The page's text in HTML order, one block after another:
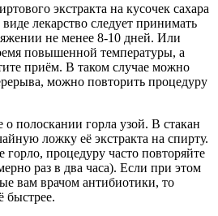
экстракта на кусочек сахара
лекарство следует принимать
не менее 8-10 дней. Или
повышенной температуры, а
приём. В таком случае можно
можно повторить процедуру
полоскании горла узой. В стакан
ложку её экстракта на спирту.
горло, процедуру часто повторяйте
раз в два часа). Если при этом
вам врачом антибиотики, то
быстрее.